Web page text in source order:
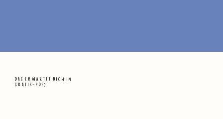
das erwartet dich im
gratis-pdf: